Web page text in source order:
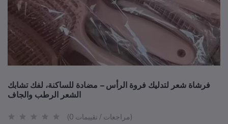
فرشاة شعر لتدليك فروة الرأس – مضادة للساكنة، لفك تشابك
الشعر الرطب والجاف
(0 مراجعات / تقييمات)